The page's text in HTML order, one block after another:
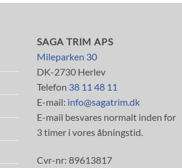
SAGA TRIM APS
Mileparken 30
DK-2730 Herlev
Telefon 38 11 48 11
E-mail: info@sagatrim.dk
E-mail besvares normalt inden for
3 timer i vores åbningstid.
Cvr-nr: 89613817